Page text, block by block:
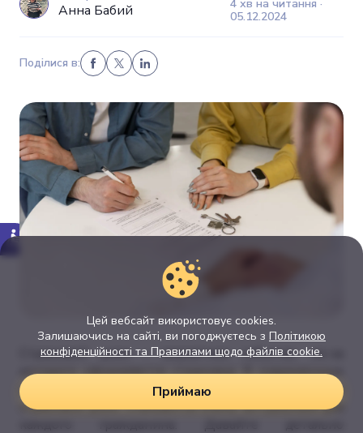
Анна Бабий
4 хв на читання ·
05.12.2024
Поділися в:
Страховой риск – вероятное событие, из-за
которого оформляется страховка. В современных
украинских реалиях понимание того, что такое
страховой риск, становится очень актуальным для
Цей вебсайт використовує cookies.
Залишаючись на сайті, ви погоджуєтесь з Політикою
конфіденційності та Правилами щодо файлів cookie.
Приймаю